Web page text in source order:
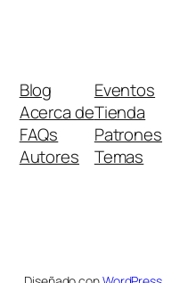
Blog
Acerca de
FAQs
Autores
Eventos
Tienda
Patrones
Temas